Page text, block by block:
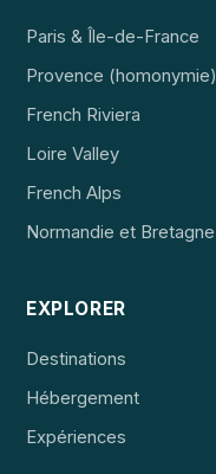
Paris & Île-de-France
Provence (homonymie)
French Riviera
Loire Valley
French Alps
Normandie et Bretagne
EXPLORER
Destinations
Hébergement
Expériences